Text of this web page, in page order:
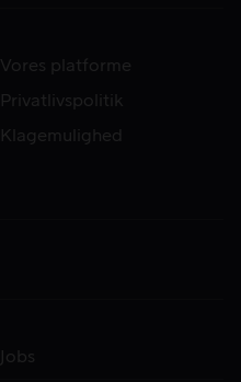
Vores platforme
Privatlivspolitik
Klagemulighed
Jobs